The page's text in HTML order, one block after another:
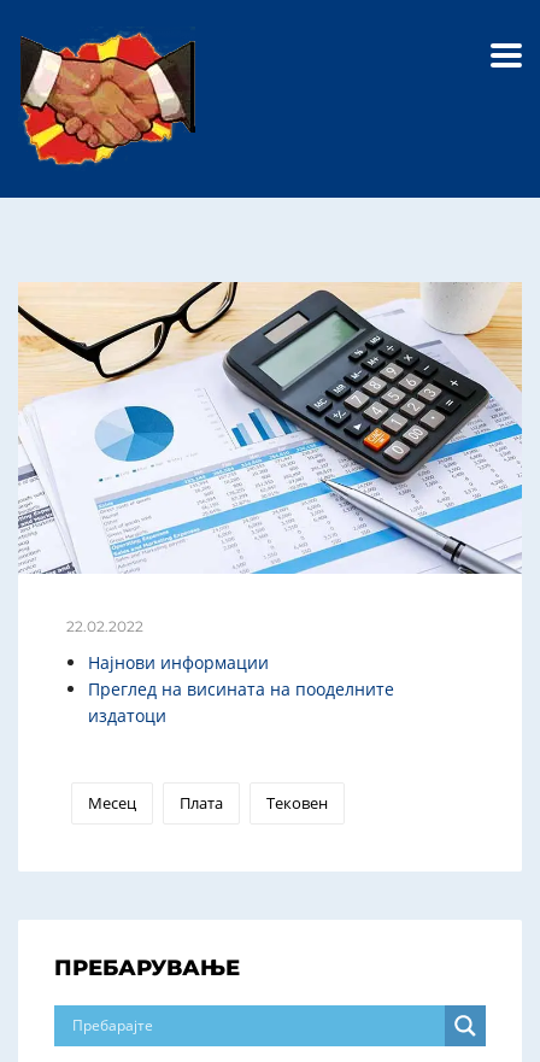
22.02.2022
Најнови информации
Преглед на висината на пооделните
издатоци
Месец Плата Тековен
ПРЕБАРУВАЊЕ